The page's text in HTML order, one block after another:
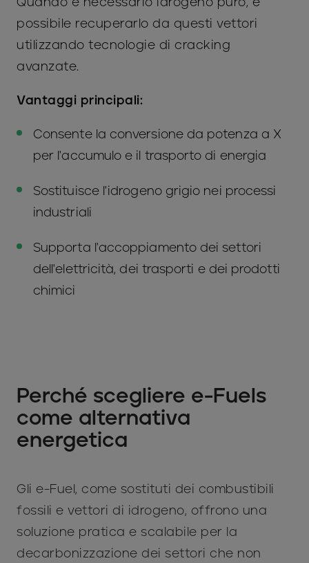
possibile recuperarlo da questi vettori
utilizzando tecnologie di cracking
avanzate.
Vantaggi principali:
Consente la conversione da potenza a X
per l'accumulo e il trasporto di energia
Sostituisce l'idrogeno grigio nei processi
industriali
Supporta l'accoppiamento dei settori
dell'elettricità, dei trasporti e dei prodotti
chimici
Perché scegliere e-Fuels
come alternativa
energetica
Gli e-Fuel, come sostituti dei combustibili
fossili e vettori di idrogeno, offrono una
soluzione pratica e scalabile per la
decarbonizzazione dei settori che non